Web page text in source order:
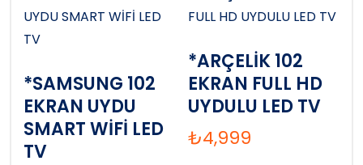
*SAMSUNG 102
EKRAN UYDU
SMART WİFİ LED
TV
*ARÇELİK 102
EKRAN FULL HD
UYDULU LED TV
₺4,999